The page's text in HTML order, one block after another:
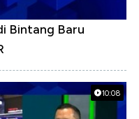
Bintang Baru
10:08